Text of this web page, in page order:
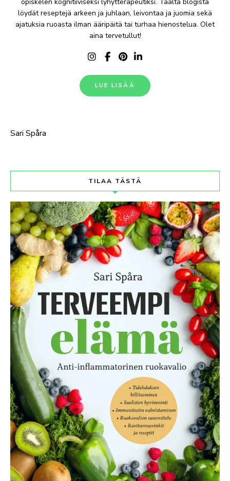
opiskelen kognitiiviseksi lyhytterapeutiksi. Täältä blogista
löydät reseptejä arkeen ja juhlaan, leivontaa ja juomia sekä
ajatuksia ruoasta ilman ääripäitä tai turhaa hienostelua. Olet
aina tervetullut!
LUE LISÄÄ
Sari Spåra
TILAA TÄSTÄ